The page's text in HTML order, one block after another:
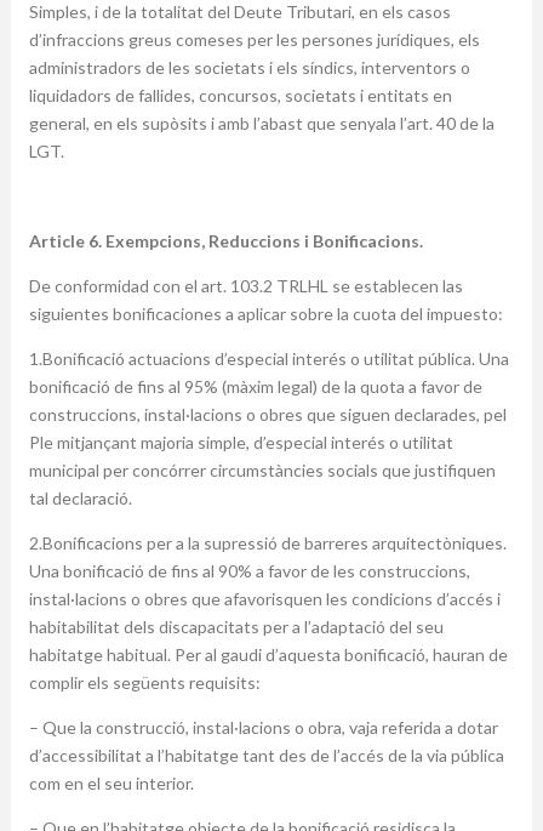
Simples, i de la totalitat del Deute Tributari, en els casos
d’infraccions greus comeses per les persones jurídiques, els
administradors de les societats i els síndics, interventors o
liquidadors de fallides, concursos, societats i entitats en
general, en els supòsits i amb l’abast que senyala l’art. 40 de la
LGT.
Article 6. Exempcions, Reduccions i Bonificacions.
De conformidad con el art. 103.2 TRLHL se establecen las
siguientes bonificaciones a aplicar sobre la cuota del impuesto:
1.Bonificació actuacions d’especial interés o utilitat pública. Una
bonificació de fins al 95% (màxim legal) de la quota a favor de
construccions, instal·lacions o obres que siguen declarades, pel
Ple mitjançant majoria simple, d’especial interés o utilitat
municipal per concórrer circumstàncies socials que justifiquen
tal declaració.
2.Bonificacions per a la supressió de barreres arquitectòniques.
Una bonificació de fins al 90% a favor de les construccions,
instal·lacions o obres que afavorisquen les condicions d’accés i
habitabilitat dels discapacitats per a l’adaptació del seu
habitatge habitual. Per al gaudi d’aquesta bonificació, hauran de
complir els següents requisits:
– Que la construcció, instal·lacions o obra, vaja referida a dotar
d’accessibilitat a l’habitatge tant des de l’accés de la via pública
com en el seu interior.